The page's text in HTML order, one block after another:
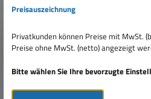
Ab0,35 €
Preise inkl. MwSt. zzgl.
Details
Preisauszeichnung
Privatkunden können Preise mit MwSt.
Preise ohne MwSt. (netto) angezeigt
Bitte wählen Sie Ihre bevorzugte